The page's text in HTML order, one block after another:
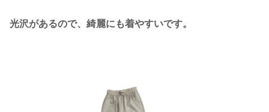
光沢があるので、綺麗にも着やすいです。